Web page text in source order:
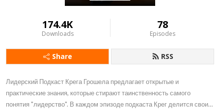
174.4K
Downloads
78
Episodes
Share RSS
Лидерский Подкаст Крега Грошела предлагает открытые и
практические знания, которые стирают таинственность самого
понятия "лидерство". В каждом эпизоде подкаста Крег делится своим